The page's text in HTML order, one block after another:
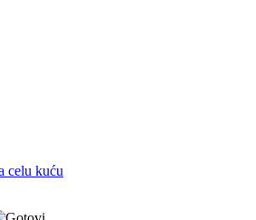
celu kuću